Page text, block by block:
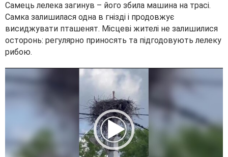
Самець лелека загинув – його збила машина на трасі.
Самка залишилася одна в гнізді і продовжує
висиджувати пташенят. Місцеві жителі не залишилися
осторонь: регулярно приносять та підгодовують лелеку
рибою.
V
i